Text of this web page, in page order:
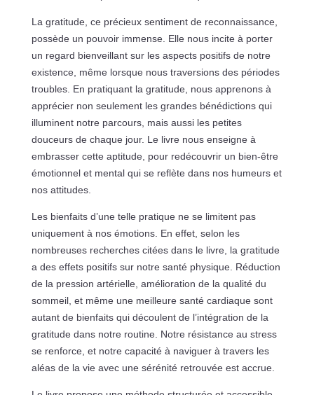
La gratitude, ce précieux sentiment de reconnaissance,
possède un pouvoir immense. Elle nous incite à porter
un regard bienveillant sur les aspects positifs de notre
existence, même lorsque nous traversions des périodes
troubles. En pratiquant la gratitude, nous apprenons à
apprécier non seulement les grandes bénédictions qui
illuminent notre parcours, mais aussi les petites
douceurs de chaque jour. Le livre nous enseigne à
embrasser cette aptitude, pour redécouvrir un bien-être
émotionnel et mental qui se reflète dans nos humeurs et
nos attitudes.
Les bienfaits d’une telle pratique ne se limitent pas
uniquement à nos émotions. En effet, selon les
nombreuses recherches citées dans le livre, la gratitude
a des effets positifs sur notre santé physique. Réduction
de la pression artérielle, amélioration de la qualité du
sommeil, et même une meilleure santé cardiaque sont
autant de bienfaits qui découlent de l’intégration de la
gratitude dans notre routine. Notre résistance au stress
se renforce, et notre capacité à naviguer à travers les
aléas de la vie avec une sérénité retrouvée est accrue.